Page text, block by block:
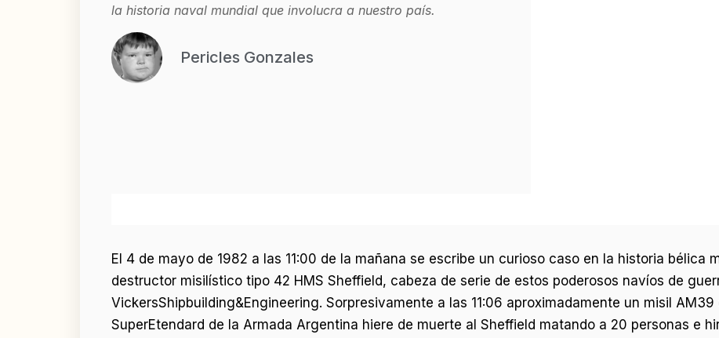
la historia naval mundial que involucra a nuestro país.
Pericles Gonzales
El 4 de mayo de 1982 a las 11:00 de la mañana se escribe un curioso caso en la historia bélica
destructor misilístico tipo 42 HMS Sheffield, cabeza de serie de estos poderosos navíos de
VickersShipbuilding&Engineering. Sorpresivamente a las 11:06 aproximadamente un misil
SuperEtendard de la Armada Argentina hiere de muerte al Sheffield matando a 20 personas e